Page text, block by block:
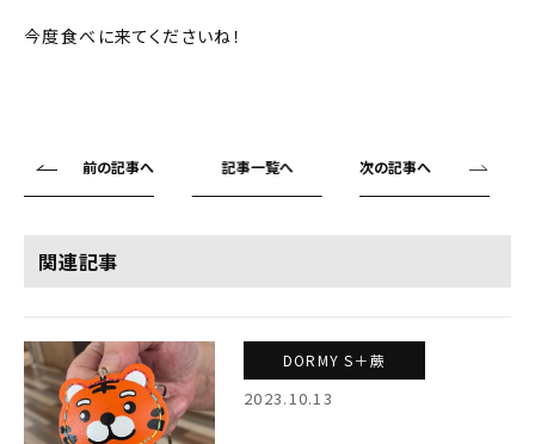
今度食べに来てくださいね！
前の記事へ 記事一覧へ 次の記事へ
関連記事
DORMY S＋蕨
2023.10.13